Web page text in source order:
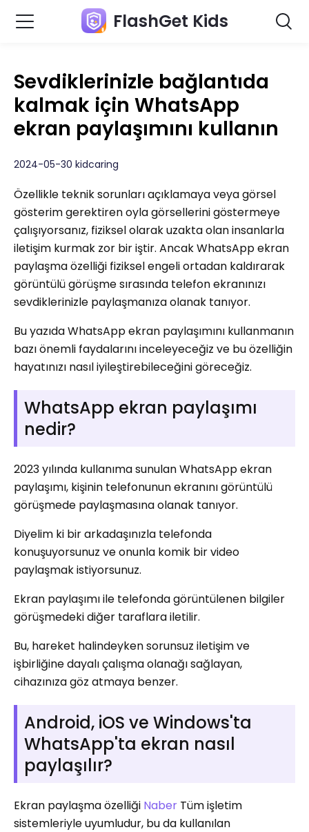
FlashGet Kids
Sevdiklerinizle bağlantıda
kalmak için WhatsApp
ekran paylaşımını kullanın
2024-05-30 kidcaring
Özellikle teknik sorunları açıklamaya veya görsel
gösterim gerektiren oyla görsellerini göstermeye
çalışıyorsanız, fiziksel olarak uzakta olan insanlarla
iletişim kurmak zor bir iştir. Ancak WhatsApp ekran
paylaşma özelliği fiziksel engeli ortadan kaldırarak
görüntülü görüşme sırasında telefon ekranınızı
sevdiklerinizle paylaşmanıza olanak tanıyor.
Bu yazıda WhatsApp ekran paylaşımını kullanmanın
bazı önemli faydalarını inceleyeceğiz ve bu özelliğin
hayatınızı nasıl iyileştirebileceğini göreceğiz.
WhatsApp ekran paylaşımı
nedir?
2023 yılında kullanıma sunulan WhatsApp ekran
paylaşımı, kişinin telefonunun ekranını görüntülü
görüşmede paylaşmasına olanak tanıyor.
Diyelim ki bir arkadaşınızla telefonda
konuşuyorsunuz ve onunla komik bir video
paylaşmak istiyorsunuz.
Ekran paylaşımı ile telefonda görüntülenen bilgiler
görüşmedeki diğer taraflara iletilir.
Bu, hareket halindeyken sorunsuz iletişim ve
işbirliğine dayalı çalışma olanağı sağlayan,
cihazınıza göz atmaya benzer.
Android, iOS ve Windows'ta
WhatsApp'ta ekran nasıl
paylaşılır?
Ekran paylaşma özelliği Naber Tüm işletim
sistemleriyle uyumludur, bu da kullanılan